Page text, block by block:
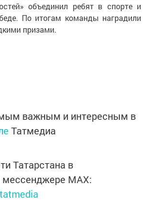
объединил ребят в спорте и
По итогам команды наградили
призами.
важным и интересным в
Татмедиа
Татарстана в
мессенджере MАХ: